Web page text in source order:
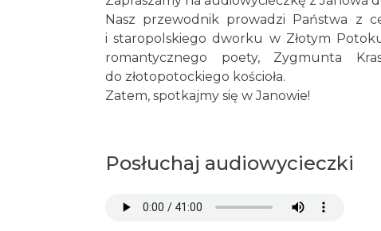
Nasz przewodnik prowadzi Państwa z
i staropolskiego dworku w Złotym
romantycznego poety, Zygmunta
do złotopotockiego kościoła.
Zatem, spotkajmy się w Janowie!
Posłuchaj audiowycieczki